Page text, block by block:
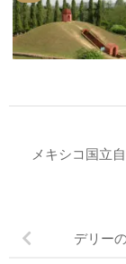
メキシコ国立
デリー